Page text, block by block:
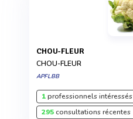
CHOU-FLEUR
CHOU-FLEUR
APFLBB
1professionnels intéressés
295consultations récentes